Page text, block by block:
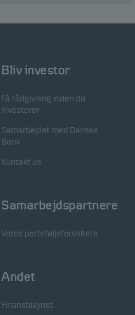
Bliv investor
Få rådgivning inden du
investerer
Samarbejdet med Danske
Bank
Kontakt os
Samarbejdspartnere
Vores porteføljeforvaltere
Andet
Finanstilsynet